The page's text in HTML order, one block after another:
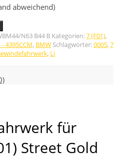
abweichend)
N63 B44 B Kategorien:7 (F01),
- 4395CCM, BMW Schlagwörter:0005, 7
, Li
für
Street Gold